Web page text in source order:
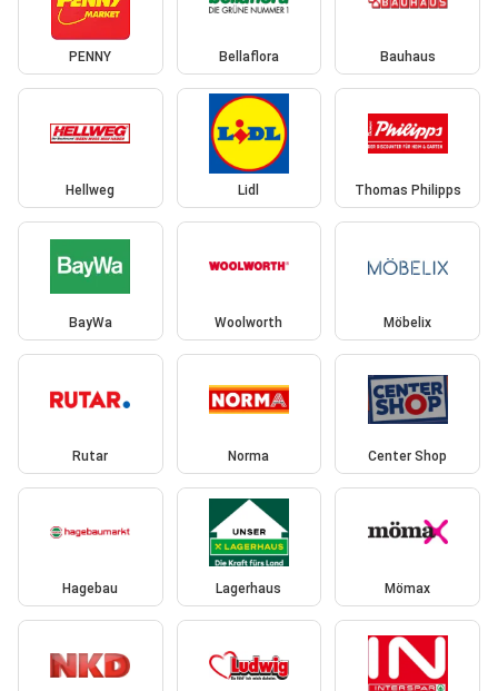
PENNY Bellaflora Bauhaus
Hellweg Lidl Thomas Philipps
BayWa Woolworth Möbelix
Rutar Norma Center Shop
Hagebau Lagerhaus Mömax